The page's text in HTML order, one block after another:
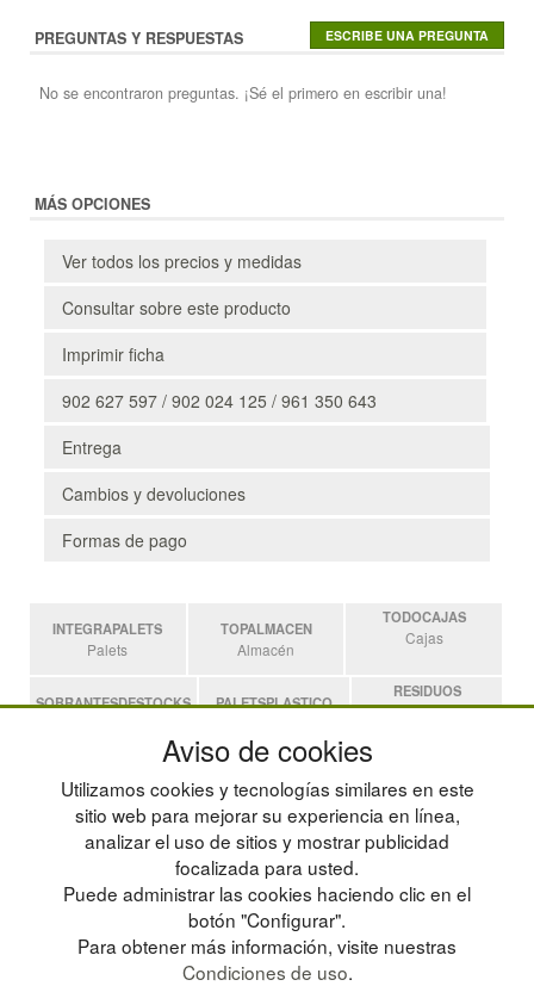
PREGUNTAS Y RESPUESTAS
No se encontraron preguntas. ¡Sé el primero en escribir una!
MÁS OPCIONES
Ver todos los precios y medidas
Consultar sobre este producto
Imprimir ficha
902 627 597 / 902 024 125 / 961 350 643
Entrega
Cambios y devoluciones
Formas de pago
INTEGRAPALETS
Palets
TOPALMACEN
Almacén
TODOCAJAS
Cajas
SOBRANTESDESTOCKS PALETSPLASTICO
RESIDUOS
Residuos
Estanterias
POLÍTICA DE PRIVACIDAD
CONDICIONES DE USO
CAMBIOS Y DEVOLUCIONES
CONTACTO
MAPA WEB
PREGUNTAS FRECUENTES
INGRESA A TU CUENTA
Aviso de cookies
Utilizamos cookies y tecnologías similares en este
sitio web para mejorar su experiencia en línea,
analizar el uso de sitios y mostrar publicidad
focalizada para usted.
Puede administrar las cookies haciendo clic en el
botón "Configurar".
Para obtener más información, visite nuestras
Condiciones de uso.